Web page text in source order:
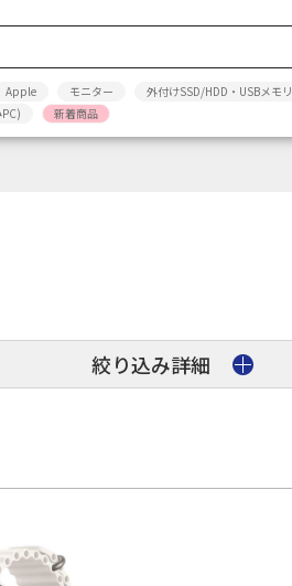
Apple モニター
外付けSSD/HDD・USBメモリ
新着商品
絞り込み詳細